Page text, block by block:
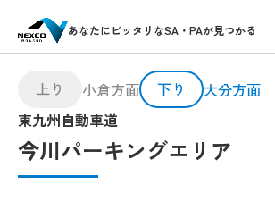
あなたにピッタリなSA・PAが見つかる
東九州自動車道
今川パーキングエリア
上り 小倉方面 下り 大分方面